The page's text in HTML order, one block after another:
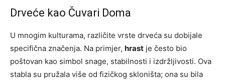
Drveće kao Čuvari Doma
U mnogim kulturama, različite vrste drveća su dobijale
specifična značenja. Na primjer, hrast je često bio
poštovan kao simbol snage, stabilnosti i izdržljivosti. Ova
stabla su pružala više od fizičkog skloništa; ona su bila